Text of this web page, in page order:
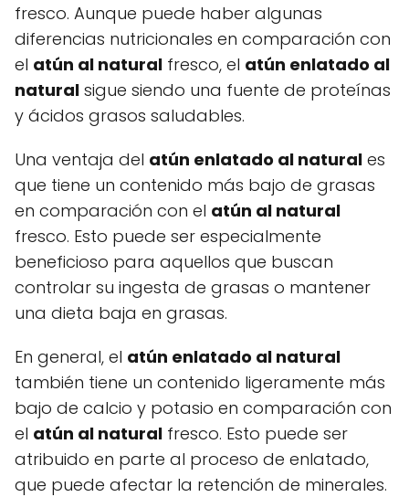
fresco. Aunque puede haber algunas
diferencias nutricionales en comparación con
el atún al natural fresco, el atún enlatado al
natural sigue siendo una fuente de proteínas
y ácidos grasos saludables.
Una ventaja del atún enlatado al natural es
que tiene un contenido más bajo de grasas
en comparación con el atún al natural
fresco. Esto puede ser especialmente
beneficioso para aquellos que buscan
controlar su ingesta de grasas o mantener
una dieta baja en grasas.
En general, el atún enlatado al natural
también tiene un contenido ligeramente más
bajo de calcio y potasio en comparación con
el atún al natural fresco. Esto puede ser
atribuido en parte al proceso de enlatado,
que puede afectar la retención de minerales.